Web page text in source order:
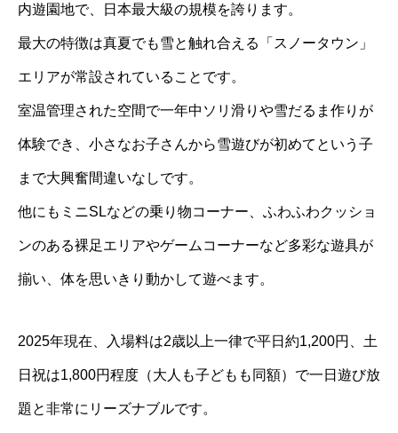
内遊園地で、日本最大級の規模を誇ります。
最大の特徴は真夏でも雪と触れ合える「スノータウン」
エリアが常設されていることです。
室温管理された空間で一年中ソリ滑りや雪だるま作りが
体験でき、小さなお子さんから雪遊びが初めてという子
まで大興奮間違いなしです。
他にもミニSLなどの乗り物コーナー、ふわふわクッショ
ンのある裸足エリアやゲームコーナーなど多彩な遊具が
揃い、体を思いきり動かして遊べます。
2025年現在、入場料は2歳以上一律で平日約1,200円、土
日祝は1,800円程度（大人も子どもも同額）で一日遊び放
題と非常にリーズナブルです。